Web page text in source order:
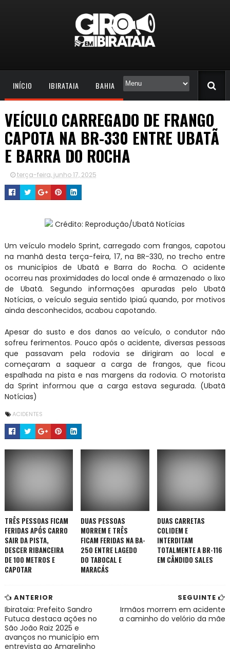
INÍCIO IBIRATAIA BAHIA
VEÍCULO CARREGADO DE FRANGO
CAPOTA NA BR-330 ENTRE UBATÃ
E BARRA DO ROCHA
terça-feira, junho 17, 2025
Crédito: Reprodução/Ubatã Notícias
Um veículo modelo Sprint, carregado com frangos, capotou
na manhã desta terça-feira, 17, na BR-330, no trecho entre
os municípios de Ubatã e Barra do Rocha. O acidente
ocorreu nas proximidades do local onde é armazenado o lixo
de Ubatã. Segundo informações apuradas pelo Ubatã
Notícias, o veículo seguia sentido Ipiaú quando, por motivos
ainda desconhecidos, acabou capotando.
Apesar do susto e dos danos ao veículo, o condutor não
sofreu ferimentos. Pouco após o acidente, diversas pessoas
que passavam pela rodovia se dirigiram ao local e
começaram a saquear a carga de frangos, que ficou
espalhada na pista e nas margens da rodovia. O motorista
da Sprint informou que a carga estava segurada. (Ubatã
Notícias)
ACIDENTES
TRÊS PESSOAS FICAM
FERIDAS APÓS CARRO
SAIR DA PISTA,
DESCER RIBANCEIRA
DE 100 METROS E
CAPOTAR
DUAS PESSOAS
MORREM E TRÊS
FICAM FERIDAS NA BA-
250 ENTRE LAGEDO
DO TABOCAL E
MARACÁS
DUAS CARRETAS
COLIDEM E
INTERDITAM
TOTALMENTE A BR-116
EM CÂNDIDO SALES
SEGUINTE
Irmãos morrem em acidente
a caminho do velório da mãe
ANTERIOR
Ibirataia: Prefeito Sandro
Futuca destaca ações no
São João Raiz 2025 e
avanços no município em
entrevista ao Amarelinho